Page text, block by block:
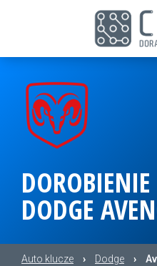
DODGE
Auto klucze › Dodge ›